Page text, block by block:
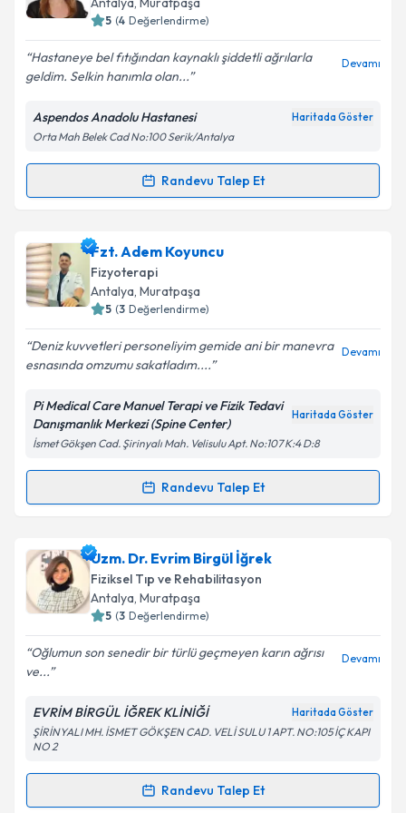
bilgilendireceğiz.
E-posta Adresiniz
Kişisel verilerimin işlenmesine ilişkin
Metni'ni okudum ve kişisel verilerimin belirtilen
kapsamda işlenmesini kabul ediyorum.
5 (4 Değerlendirme)
Hastaneye bel fıtığından kaynaklı şiddetli ağrılarla
geldim. Selkin hanımla olan...
Devamı
Aspendos Anadolu Hastanesi Haritada Göster
Orta Mah Belek Cad No:100 Serik/Antalya
Randevu Talep Et
Randevu Takvimi Talebi
Uzm. Dr. Selkin Yılmaziçin randevu takvimi talebi
oluşturun. Size bu uzmandan randevu almanız için bir
takvim hazırlandığında e-posta ile bilgilendireceğiz.
Kişisel verilerimin işlenmesine ilişkin Aydınlatma
Metni'ni okudum ve kişisel verilerimin belirtilen
kapsamda işlenmesini kabul ediyorum.
Takvim Talebini Gönder
Fzt. Adem Koyuncu
Fizyoterapi
Antalya, Muratpaşa
5 (3 Değerlendirme)
Deniz kuvvetleri personeliyim gemide ani bir manevra
esnasında omzumu sakatladım....
Devamı
Pi Medical Care Manuel Terapi ve Fizik Tedavi
Danışmanlık Merkezi (Spine Center)
Haritada Göster
İsmet Gökşen Cad. Şirinyalı Mah. Velisulu Apt. No:107 K:4 D:8
Randevu Talep Et
Randevu Takvimi Talebi
Fzt. Adem Koyuncuiçin randevu takvimi talebi
oluşturun. Size bu uzmandan randevu almanız için bir
takvim hazırlandığında e-posta ile bilgilendireceğiz.
Kişisel verilerimin işlenmesine ilişkin
Aydınlatma
Metni'ni okudum ve kişisel verilerimin belirtilen
Uzm. Dr. Evrim Birgül İğrek
Fiziksel Tıp ve Rehabilitasyon
Antalya, Muratpaşa
5 (3 Değerlendirme)
Oğlumun son senedir bir türlü geçmeyen karın ağrısı
ve...
Devamı
EVRİM BİRGÜL İĞREK KLİNİĞİ Haritada Göster
ŞİRİNYALI MH. İSMET GÖKŞEN CAD. VELİ SULU 1 APT. NO:105 İÇ KAPI
NO 2
Randevu Talep Et
Randevu Takvimi Talebi